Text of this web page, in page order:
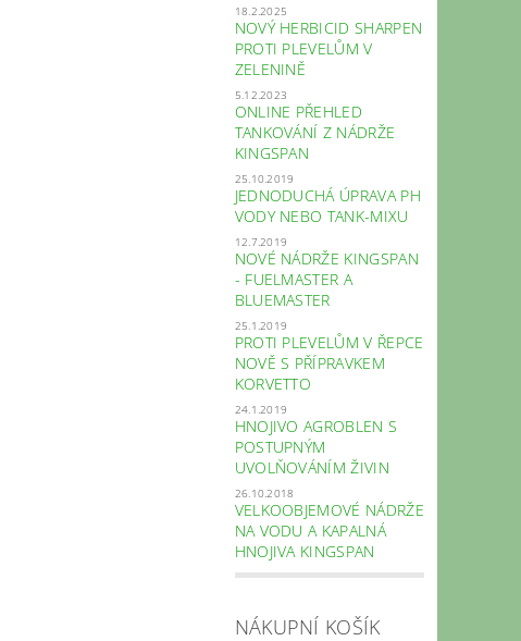
18.2.2025
NOVÝ HERBICID SHARPEN
PROTI PLEVELŮM V
ZELENINĚ
5.12.2023
ONLINE PŘEHLED
TANKOVÁNÍ Z NÁDRŽE
KINGSPAN
25.10.2019
JEDNODUCHÁ ÚPRAVA PH
VODY NEBO TANK-MIXU
12.7.2019
NOVÉ NÁDRŽE KINGSPAN
- FUELMASTER A
BLUEMASTER
25.1.2019
PROTI PLEVELŮM V ŘEPCE
NOVĚ S PŘÍPRAVKEM
KORVETTO
24.1.2019
HNOJIVO AGROBLEN S
POSTUPNÝM
UVOLŇOVÁNÍM ŽIVIN
26.10.2018
VELKOOBJEMOVÉ NÁDRŽE
NA VODU A KAPALNÁ
HNOJIVA KINGSPAN
NÁKUPNÍ KOŠÍK